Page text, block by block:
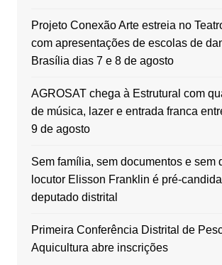
Projeto Conexão Arte estreia no
com apresentações de escolas de
Brasília dias 7 e 8 de agosto
AGROSAT chega à Estrutural com
de música, lazer e entrada franca
9 de agosto
Sem família, sem documentos e sem
locutor Elisson Franklin é pré-
deputado distrital
Primeira Conferência Distrital de
Aquicultura abre inscrições